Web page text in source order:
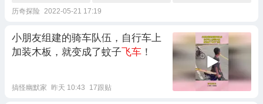
历奇探险 2022-05-21 17:19
小朋友组建的骑车队伍，自行车上
加装木板，就变成了蚊子飞车 ！
搞怪幽默家 昨天 10:43 17跟贴